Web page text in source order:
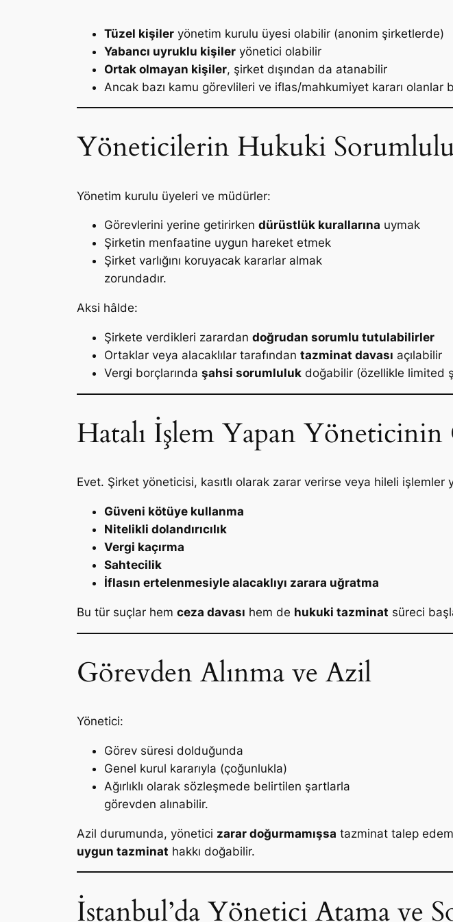
Tüzel kişiler yönetim kurulu üyesi olabilir (anonim şirketlerde)
Yabancı uyruklu kişiler yönetici olabilir
Ortak olmayan kişiler, şirket dışından da atanabilir
Ancak bazı kamu görevlileri ve iflas/mahkumiyet kararı olanlar
Yöneticilerin Hukuki
Yönetim kurulu üyeleri ve müdürler:
Görevlerini yerine getirirken dürüstlük kurallarına uymak
Şirketin menfaatine uygun hareket etmek
Şirket varlığını koruyacak kararlar almak
zorundadır.
Aksi hâlde:
Şirkete verdikleri zarardan doğrudan sorumlu tutulabilirler
Ortaklar veya alacaklılar tarafından tazminat davası açılabilir
Vergi borçlarında şahsi sorumluluk doğabilir (özellikle limited
Hatalı İşlem Yapan
Evet. Şirket yöneticisi, kasıtlı olarak zarar verirse veya hileli işlemler
Güveni kötüye kullanma
Nitelikli dolandırıcılık
Vergi kaçırma
Sahtecilik
İflasın ertelenmesiyle alacaklıyı zarara uğratma
Bu tür suçlar hem ceza davası hem de hukuki tazminat süreci
Görevden Alınma ve Azil
Yönetici:
Görev süresi dolduğunda
Genel kurul kararıyla (çoğunlukla)
Ağırlıklı olarak sözleşmede belirtilen şartlarla
görevden alınabilir.
Azil durumunda, yönetici zarar doğurmamışsa tazminat talep
uygun tazminat hakkı doğabilir.
İstanbul’da Yönetici Atama ve